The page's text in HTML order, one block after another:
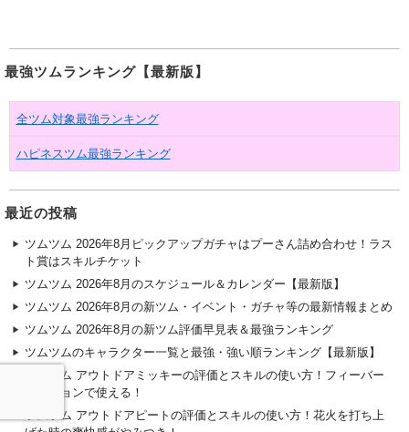
最強ツムランキング【最新版】
全ツム対象最強ランキング
ハピネスツム最強ランキング
最近の投稿
ツムツム 2026年8月ピックアップガチャはプーさん詰め合わせ！ラス
ト賞はスキルチケット
ツムツム 2026年8月のスケジュール＆カレンダー【最新版】
ツムツム 2026年8月の新ツム・イベント・ガチャ等の最新情報まとめ
ツムツム 2026年8月の新ツム評価早見表＆最強ランキング
ツムツムのキャラクター一覧と最強・強い順ランキング【最新版】
ツムツム アウトドアミッキーの評価とスキルの使い方！フィーバー
ミッションで使える！
ツムツム アウトドアピートの評価とスキルの使い方！花火を打ち上